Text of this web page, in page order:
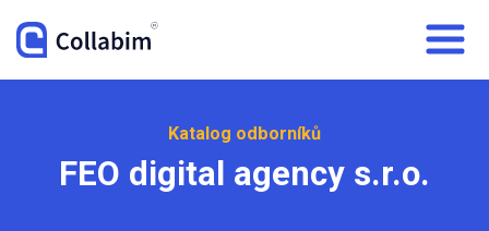
Katalog odborníků
FEO digital agency s.r.o.